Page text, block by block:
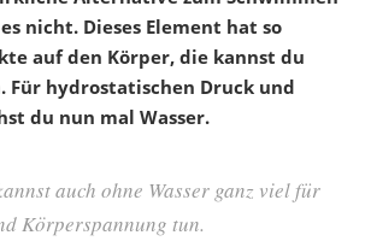
nicht. Dieses Element hat so
auf den Körper, die kannst du
hydrostatischen Druck und
du nun mal Wasser.
auch ohne Wasser ganz viel für
Körperspannung tun.